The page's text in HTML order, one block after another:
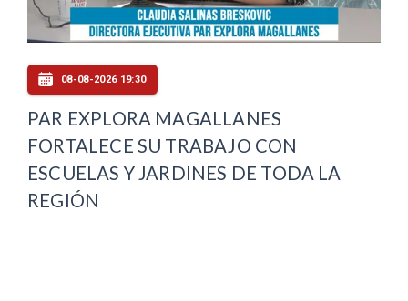
08-08-2026 19:30
PAR EXPLORA MAGALLANES
FORTALECE SU TRABAJO CON
ESCUELAS Y JARDINES DE TODA LA
REGIÓN